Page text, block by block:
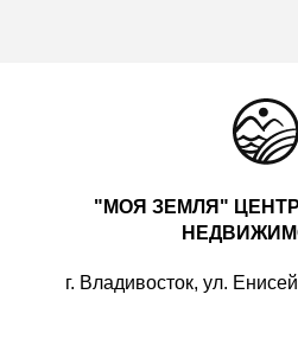
"МОЯ ЗЕМЛЯ"
г. Владивосток, ул.